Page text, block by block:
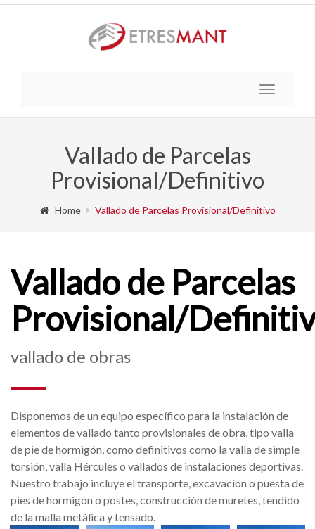
Toggle
Vallado de Parcelas
Provisional/Definitivo
Home Vallado de Parcelas Provisional/Definitivo
Vallado de Parcelas
Provisional/
vallado de obras
Disponemos de un equipo específico para la instalación de
elementos de vallado tanto provisionales de obra, tipo valla
de pie de hormigón, como definitivos como la valla de simple
torsión, valla Hércules o vallados de instalaciones deportivas.
Nuestro trabajo incluye el transporte, excavación o puesta de
pies de hormigón o postes, construcción de muretes, tendido
de la malla metálica y tensado.